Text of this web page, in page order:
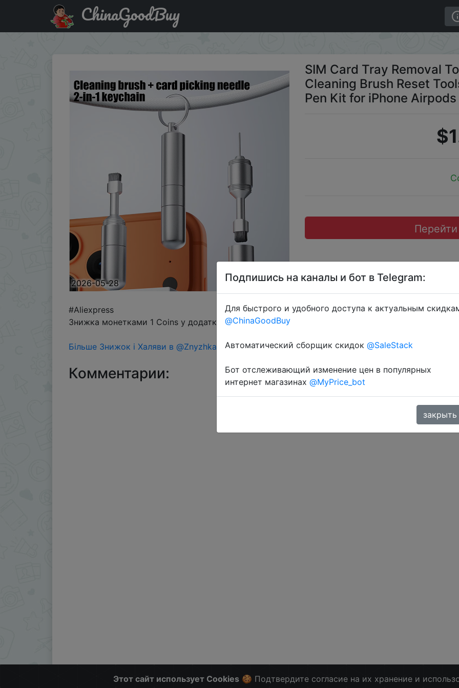
Купить по акции: SIM Card Tray Removal Tool Eject Pin Earbuds Cleaning Brush Reset Tools Needle Opener
ChinaGoodBuy
2026-05-28
SIM Card Tray Removal
Cleaning Brush Reset
Pen Kit for iPhone Airpods
#Aliexpress
Знижка монетками 1 Coins у додатку через розділ монет.
Більше Знижок і Халяви в @ZnyzhkaUA
Комментарии:
Этот сайт использует Cookies🍪 Подтвердите согласие на их хранение и
Подпишись на каналы и бот в Telegram:
Для быстрого и удобного доступа к актуальным
@ChinaGoodBuy
Автоматический сборщик скидок @SaleStack
Бот отслеживающий изменение цен в популярных
интернет магазинах @MyPrice_bot
закрыть